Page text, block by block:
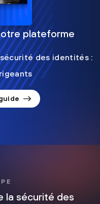
plateforme
des identités :
la sécurité des